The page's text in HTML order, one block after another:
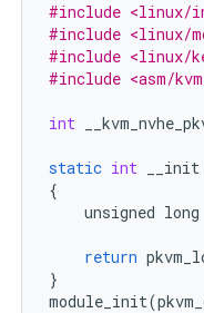
#include <linux/
#include <linux/
#include <linux/
#include <asm/
int
static int __init
{
unsigned long
return
}
module_init(